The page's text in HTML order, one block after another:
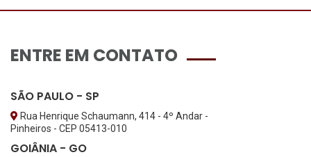
ENTRE EM CONTATO
SÃO PAULO - SP
Rua Henrique Schaumann, 414 - 4º Andar -
Pinheiros - CEP 05413-010
GOIÂNIA - GO